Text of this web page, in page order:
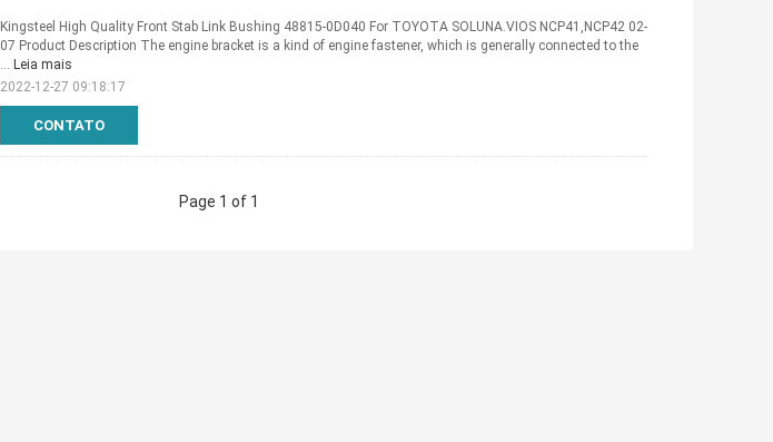
CONTATO
Kingsteel High Quality Front Stab Link Bushing 48815-0D040 For TOYOTA SOLUNA.VIOS NCP41,NCP42 02-
07 Product Description The engine bracket is a kind of engine fastener, which is generally connected to the
... Leia mais
2022-12-27 09:18:17
Page 1 of 1